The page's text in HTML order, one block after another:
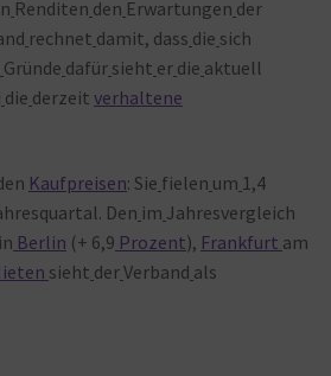
Renditen den Erwartungen der
rechnet damit, dass die sich
Gründe dafür sieht er die aktuell
die derzeitverhaltene
Kaufpreisen: Sie fielen um 1,4
Den im Jahresvergleich
in Berlin (+ 6,9 Prozent), Frankfurt am
sieht derVerband als